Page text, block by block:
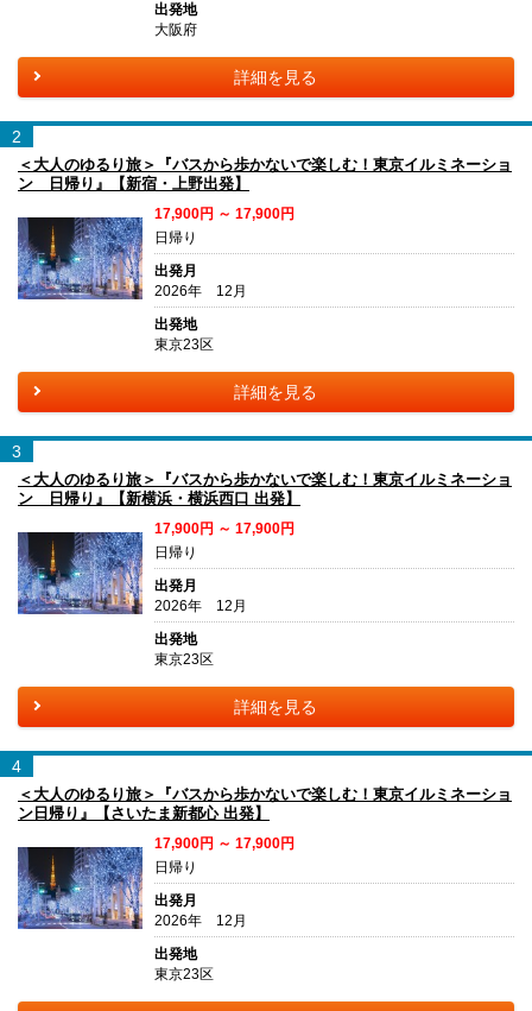
出発地
大阪府
詳細を見る
2
＜大人のゆるり旅＞『バスから歩かないで楽しむ！東京イルミネーショ
ン 日帰り』【新宿・上野出発】
17,900円 ～ 17,900円
日帰り
出発月
2026年 12月
出発地
東京23区
詳細を見る
3
＜大人のゆるり旅＞『バスから歩かないで楽しむ！東京イルミネーショ
ン 日帰り』【新横浜・横浜西口 出発】
17,900円 ～ 17,900円
日帰り
出発月
2026年 12月
出発地
東京23区
詳細を見る
4
＜大人のゆるり旅＞『バスから歩かないで楽しむ！東京イルミネーショ
ン日帰り』【さいたま新都心 出発】
17,900円 ～ 17,900円
日帰り
出発月
2026年 12月
出発地
東京23区